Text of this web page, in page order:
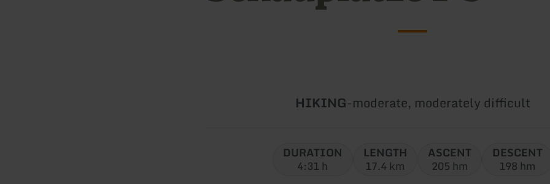
Type
HIKING-Difficulty:
moderate, moderately difficult
DURATION
4:31 h
LENGTH
17.4 km
ASCENT
205 hm
DESCENT
198 hm